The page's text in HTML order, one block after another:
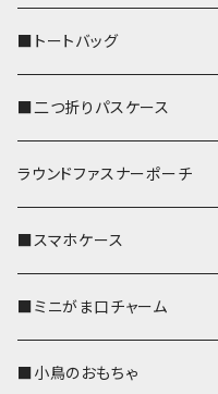
■トートバッグ
■二つ折りパスケース
ラウンドファスナーポーチ
■スマホケース
■ミニがま口チャーム
■小鳥のおもちゃ